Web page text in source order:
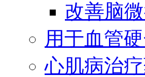
改善脑
用于血管
心肌病治